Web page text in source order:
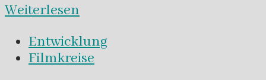
Weiterlesen
Entwicklung
Filmkreise